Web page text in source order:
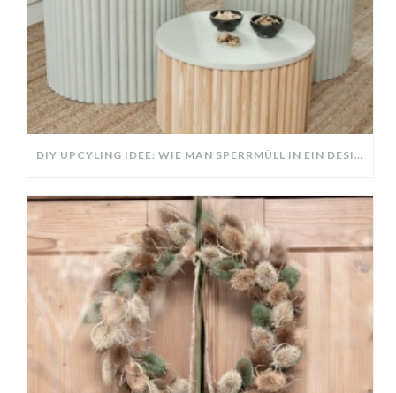
DIY UPCYLING IDEE: WIE MAN SPERRMÜLL IN EIN DESIGNER TEIL VERWANDELT